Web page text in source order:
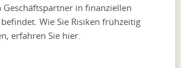
Geschäftspartner in finanziellen
Wie Sie Risiken frühzeitig
erfahren Sie hier.